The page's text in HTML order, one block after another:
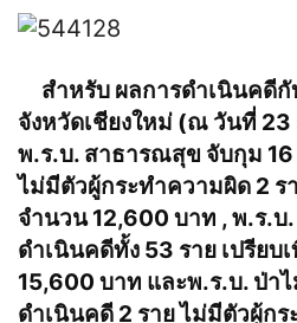
สำหรับ ผลการดำเนินคดีกั
จังหวัดเชียงใหม่ (ณ วันที่
พ.ร.บ. สาธารณสุข จับกุม 16
ไม่มีตัวผู้กระทำความผิด 2 ร
จำนวน 12,600 บาท , พ.ร.บ
ดำเนินคดีทั้ง 53 ราย เปรียบ
15,600 บาท และพ.ร.บ. ป่า
ดำเนินคดี 2 ราย ไม่มีตัวผู้ก